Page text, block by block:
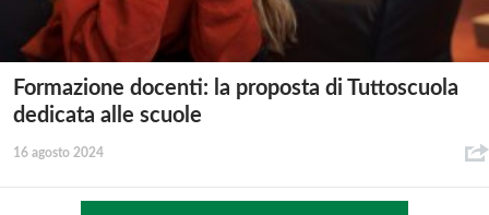
Formazione docenti: la proposta di Tuttoscuola
dedicata alle scuole
16 agosto 2024